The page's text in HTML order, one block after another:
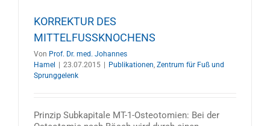
KORREKTUR DES
MITTELFUSSKNOCHENS
Von Prof. Dr. med. Johannes
Hamel
23.07.2015 Publikationen, Zentrum für Fuß und
Sprunggelenk
Prinzip Subkapitale MT-1-Osteotomien: Bei der